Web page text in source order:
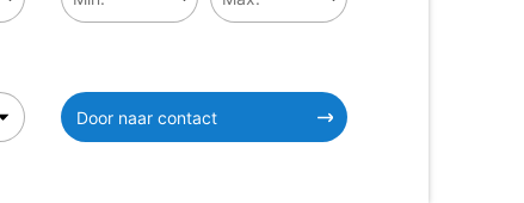
Door naar contact